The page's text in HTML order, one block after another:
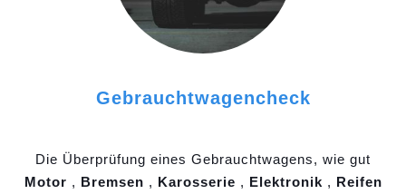
Gebrauchtwagencheck
Die Überprüfung eines Gebrauchtwagens, wie gut
Motor , Bremsen , Karosserie , Elektronik , Reifen